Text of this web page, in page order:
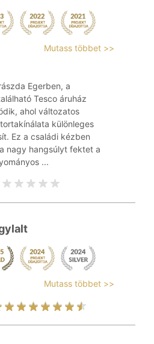
Mutass többet >>
Egerben, a
Tesco áruház
ahol változatos
különleges
Ez a családi kézben
nagy hangsúlyt fektet a
...
Mutass többet >>